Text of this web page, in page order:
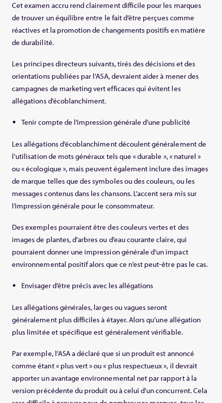
Cet examen accru rend clairement difficile pour les marques
de trouver un équilibre entre le fait d’être perçues comme
réactives et la promotion de changements positifs en matière
de durabilité.
Les principes directeurs suivants, tirés des décisions et des
orientations publiées par l’ASA, devraient aider à mener des
campagnes de marketing vert efficaces qui évitent les
allégations d’écoblanchiment.
Tenir compte de l’impression générale d’une publicité
Les allégations d’écoblanchiment découlent généralement de
l’utilisation de mots généraux tels que « durable », « naturel »
ou « écologique », mais peuvent également inclure des images
de marque telles que des symboles ou des couleurs, ou les
messages contenus dans les chansons. L’accent sera mis sur
l’impression générale pour le consommateur.
Des exemples pourraient être des couleurs vertes et des
images de plantes, d’arbres ou d’eau courante claire, qui
pourraient donner une impression générale d’un impact
environnemental positif alors que ce n’est peut-être pas le cas.
Envisager d’être précis avec les allégations
Les allégations générales, larges ou vagues seront
généralement plus difficiles à étayer. Alors qu’une allégation
plus limitée et spécifique est généralement vérifiable.
Par exemple, l’ASA a déclaré que si un produit est annoncé
comme étant « plus vert » ou « plus respectueux », il devrait
apporter un avantage environnemental net par rapport à la
version précédente du produit ou à celui d’un concurrent. Cela